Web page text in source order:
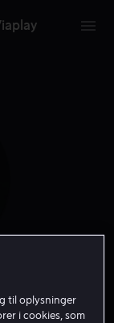
til oplysninger
i cookies, som